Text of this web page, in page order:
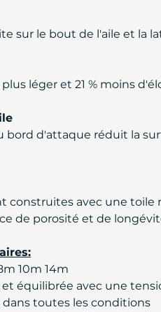
sur le bout de l'aile et la
plus léger et 21 % moins
bord d'attaque réduit la
construites avec une
de porosité et de
10m 14m
équilibrée avec une
dans toutes les conditions